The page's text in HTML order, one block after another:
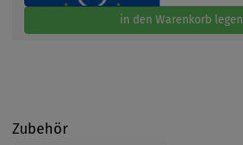
in den Warenkorb legen
Zubehör